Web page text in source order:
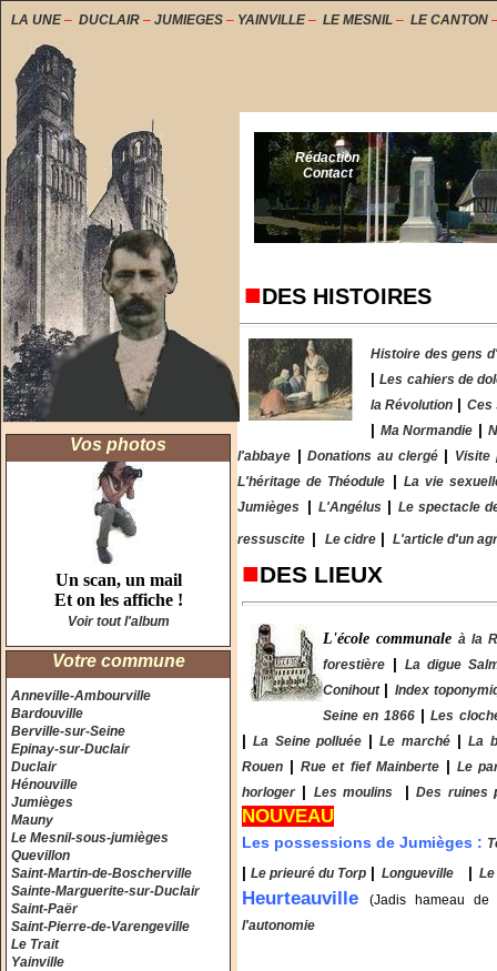
Rédaction
Contact
■DES HISTOIRES
Histoire des gens
|Les cahiers de
la Révolution | Ces
| Ma Normandie |
l'abbaye | Donations au clergé| Visite
L'héritage de Théodule
|La vie
Jumièges
| L'Angélus | Le spectacle
ressuscite | Le cidre | L'article d'un
■DES LIEUX
L'école communale à la
forestière |La digue
Conihout | Index
Seine en 1866|Les
|La Seine polluée|Le marché|La
Rouen | Rue et fief Mainberte| Le
horloger | Les moulins | Des ruines
NOUVEAU
Les possessions de Jumièges :
| Le prieuré du Torp | Longueville |
Heurteauville (Jadis hameau
l'autonomie
Vos photos
Un scan, un mail
Et on les affiche !
Voir tout l'album
Votre commune
Anneville-Ambourville
Bardouville
Berville-sur-Seine
Epinay-sur-Duclair
Duclair
Hénouville
Jumièges
Mauny
Le Mesnil-sous-jumièges
Quevillon
Saint-Martin-de-Boscherville
Sainte-Marguerite-sur-Duclair
Saint-Paër
Saint-Pierre-de-Varengeville
Le Trait
Yainville
LA UNE– DUCLAIR – JUMIEGES – YAINVILLE– LE MESNIL – LE CANTON